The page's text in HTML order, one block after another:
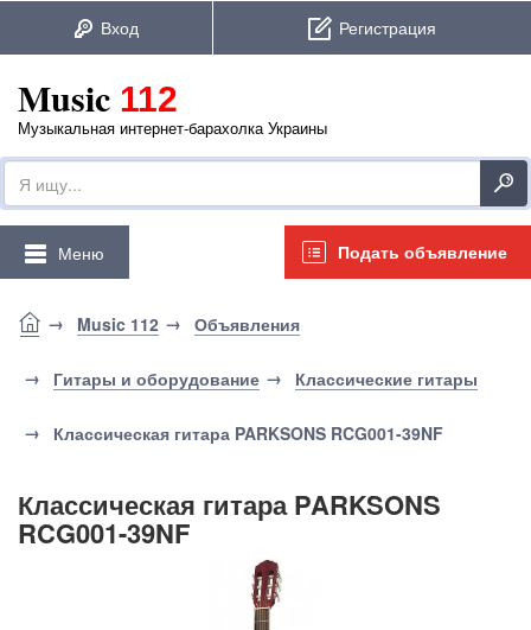
Music 112
Музыкальная интернет-барахолка Украины
Подать объявление
Меню
Music 112 Объявления
Гитары и оборудование Классические гитары
Классическая гитара PARKSONS RCG001-39NF
Классическая гитара PARKSONS
RCG001-39NF